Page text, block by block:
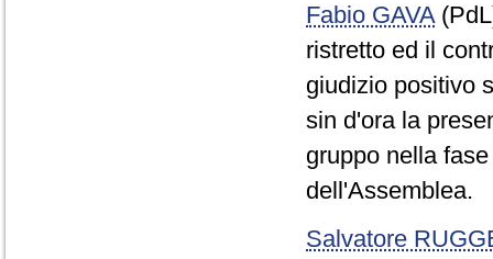
Fabio GAVA
ristretto ed il
giudizio positivo
sin d'ora la
gruppo nella
dell'Assemblea.
Salvatore